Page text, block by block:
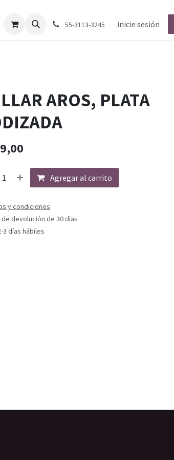
55-3113-3245 inicie sesión
AROS, PLATA
Agregar al carrito
y condiciones
de devolución de 30 días
3 días hábiles